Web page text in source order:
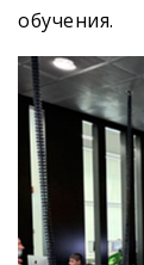
обучения.